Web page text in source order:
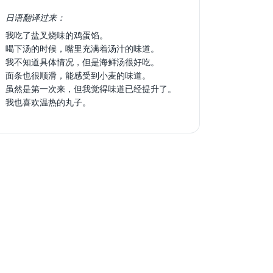
日语翻译过来：
我吃了盐叉烧味的鸡蛋馅。
喝下汤的时候，嘴里充满着汤汁的味道。
我不知道具体情况，但是海鲜汤很好吃。
面条也很顺滑，能感受到小麦的味道。
虽然是第一次来，但我觉得味道已经提升了。
我也喜欢温热的丸子。